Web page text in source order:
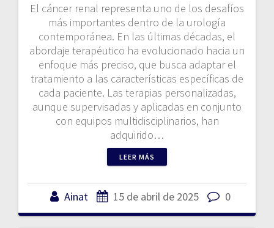
El cáncer renal representa uno de los desafíos
más importantes dentro de la urología
contemporánea. En las últimas décadas, el
abordaje terapéutico ha evolucionado hacia un
enfoque más preciso, que busca adaptar el
tratamiento a las características específicas de
cada paciente. Las terapias personalizadas,
aunque supervisadas y aplicadas en conjunto
con equipos multidisciplinarios, han
adquirido…
LEER MÁS
Ainat 15 de abril de 2025 0